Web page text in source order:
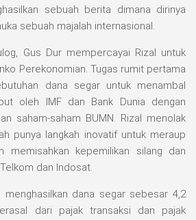
sebuah berita dimana dirinya
sebuah majalah internasional.
Gus Dur mempercayai Rizal untuk
Perekonomian. Tugas rumit pertama
dana segar untuk menambal
oleh IMF dan Bank Dunia dengan
saham-saham BUMN. Rizal menolak
punya langkah inovatif untuk meraup
memisahkan kepemilikan silang dan
dan Indosat.
menghasilkan dana segar sebesar 4,2
dari pajak transaksi dan pajak